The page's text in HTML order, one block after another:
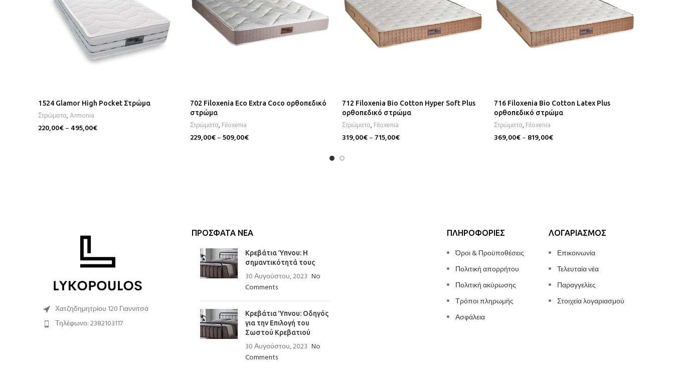
1524 Glamor High Pocket Στρώμα
Στρώματα,Armonia
220,00€– 495,00€
702 Filoxenia Eco Extra Coco ορθοπεδικό
στρώμα
Στρώματα,Filoxenia
229,00€–509,00€
712 Filoxenia Bio Cotton Hyper Soft Plus
ορθοπεδικό στρώμα
Στρώματα,Filoxenia
319,00€– 715,00€
716 Filoxenia Bio Cotton Latex Plus
ορθοπεδικό στρώμα
Στρώματα,Filoxenia
369,00€– 819,00€
Χατζηδημητρίου 120 Γιαννιτσά
Τηλέφωνο: 2382103117
ΠΡΌΣΦΑΤΑ ΝΈΑ
Κρεβάτια Ύπνου: Η
σημαντικότητά τους
30 Αυγούστου, 2023 No
Comments
Κρεβάτια Ύπνου: Οδηγός
για την Επιλογή του
Σωστού Κρεβατιού
30 Αυγούστου, 2023 No
Comments
ΠΛΗΡΟΦΟΡΊΕΣ
Όροι & Προϋποθέσεις
Πολιτική απορρήτου
Πολιτική ακύρωσης
Τρόποι πληρωμής
Ασφάλεια
ΛΟΓΑΡΙΑΣΜΌΣ
Επικοινωνία
Τελευταία νέα
Παραγγελίες
Στοιχεία λογαριασμού